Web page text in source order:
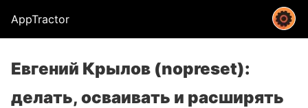
AppTractor
Евгений Крылов (nopreset):
делать, осваивать и расширять